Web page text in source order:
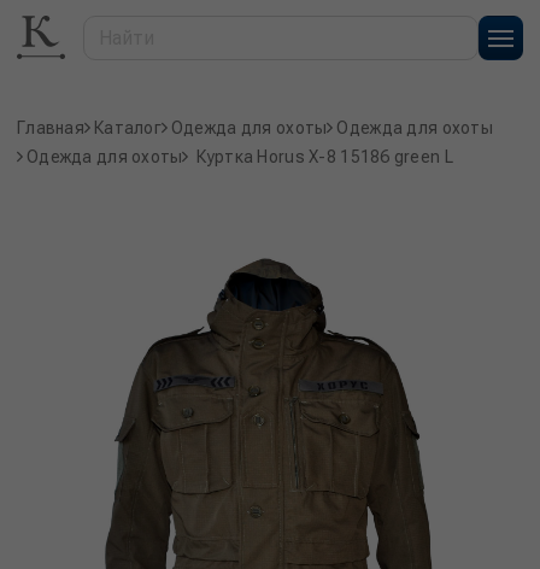
Главная Каталог Одежда для охоты Одежда для охоты
Одежда для охоты
Куртка Horus X-8 15186 green L